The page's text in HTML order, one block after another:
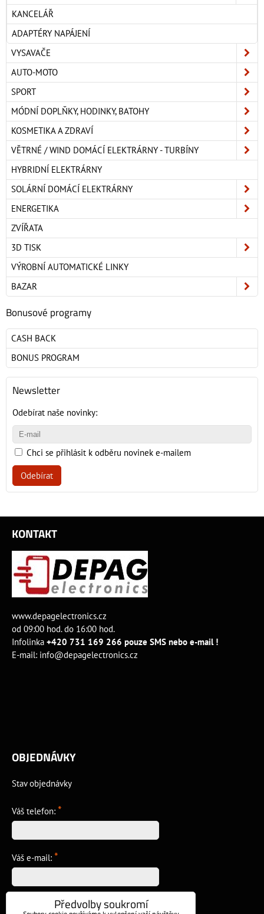
KANCELÁŘ
ADAPTÉRY NAPÁJENÍ
VYSAVAČE
AUTO-MOTO
SPORT
MÓDNÍ DOPLŇKY, HODINKY, BATOHY
KOSMETIKA A ZDRAVÍ
VĚTRNÉ / WIND DOMÁCÍ ELEKTRÁRNY - TURBÍNY
HYBRIDNÍ ELEKTRÁRNY
SOLÁRNÍ DOMÁCÍ ELEKTRÁRNY
ENERGETIKA
ZVÍŘATA
3D TISK
VÝROBNÍ AUTOMATICKÉ LINKY
BAZAR
Bonusové programy
CASH BACK
BONUS PROGRAM
Newsletter
Odebírat naše novinky:
Chci se přihlásit k odběru novinek e-mailem
Odebírat
KONTAKT
www.depagelectronics.cz
od 09:00 hod. do 16:00 hod.
Infolinka +420 731 169 266 pouze SMS nebo e-mail !
E-mail: info@depagelectronics.cz
OBJEDNÁVKY
Stav objednávky
Váš telefon: *
Váš e-mail: *
Předvolby soukromí